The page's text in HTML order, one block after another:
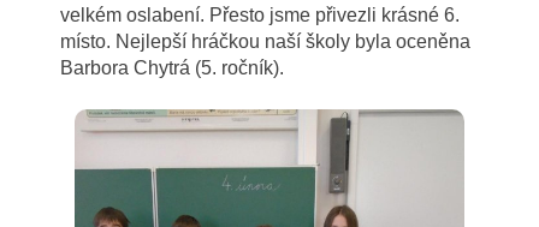
velkém oslabení. Přesto jsme přivezli krásné 6.
místo. Nejlepší hráčkou naší školy byla oceněna
Barbora Chytrá (5. ročník).